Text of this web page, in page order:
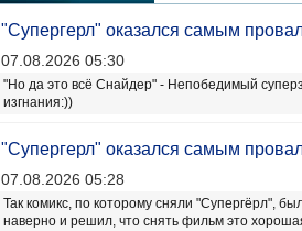
"Супергерл" оказался самым
07.08.2026 05:30
"Но да это всё Снайдер" - Непобедимый
изгнания:))
"Супергерл" оказался самым
07.08.2026 05:28
Так комикс, по которому сняли "Супергёрл",
наверно и решил, что снять фильм это